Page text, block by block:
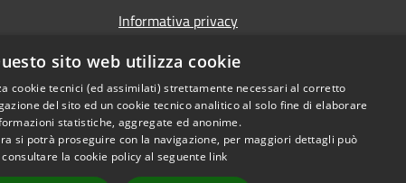
Informativa privacy
Note legali
Dichiarazione di accessibilità
Segnalazioni di inaccessibilità
sito web utilizza cookie
cookie tecnici (ed assimilati) strettamente necessari al corretto
del sito ed un cookie tecnico analitico al solo fine di elaborare
statistiche, aggregate ed anonime.
si potrà proseguire con la navigazione, per maggiori dettagli può
consultare la cookie policy al seguente link